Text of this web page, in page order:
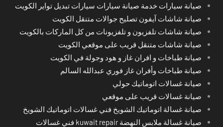
صيانة سيارات خدمة صيانة سيارات سيارات تبديل تواير الكويت
صيانة شاشات آيفون تصليح جوالات متنقل الكويت
صيانة شاشات تلفزيون و تلفزيونات من كل الماركات بالكويت
صيانة شاشات متنقل قريب على موقعي الكويت
صيانة طباخات و افران غاز و هود وجولة في الكويت
صيانة طباخات وأفران غاز فوري عبدالله السالم
صيانة غسالات اتوماتيك حولي
صيانة غسالات قريب على موقعي
صيانة غسالة اتوماتيك الشويخ فني غسالات اتوماتيك الشويخ
صيانة غسالة ملابس النهضة kuwait repair فني غسالات